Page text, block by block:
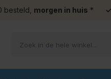
besteld, morgen in huis *